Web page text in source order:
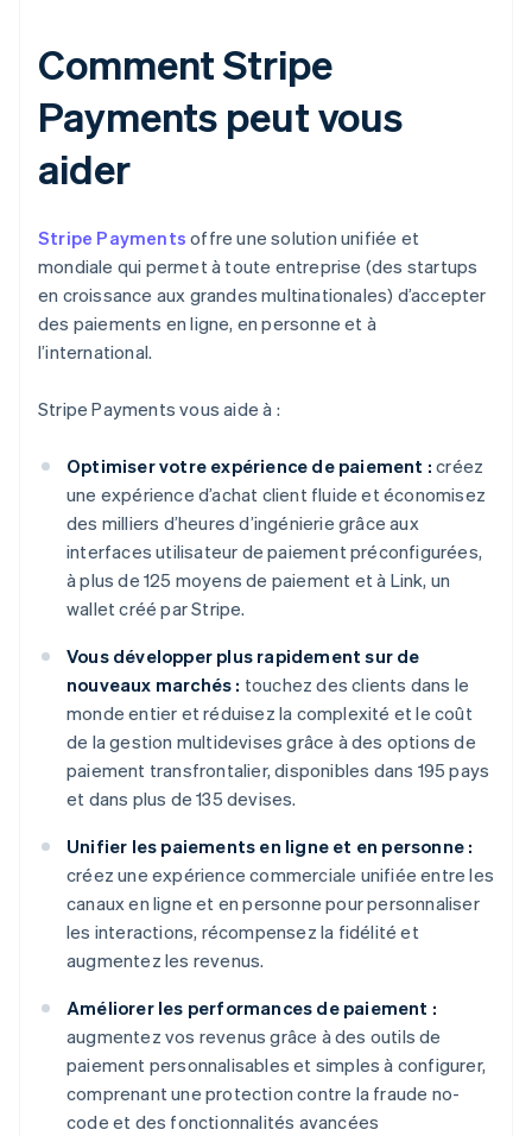
Comment Stripe
Payments peut vous
aider
Stripe Payments offre une solution unifiée et
mondiale qui permet à toute entreprise (des startups
en croissance aux grandes multinationales) d’accepter
des paiements en ligne, en personne et à
l’international.
Stripe Payments vous aide à :
Optimiser votre expérience de paiement : créez
une expérience d’achat client fluide et économisez
des milliers d’heures d’ingénierie grâce aux
interfaces utilisateur de paiement préconfigurées,
à plus de 125 moyens de paiement et à Link, un
wallet créé par Stripe.
Vous développer plus rapidement sur de
nouveaux marchés : touchez des clients dans le
monde entier et réduisez la complexité et le coût
de la gestion multidevises grâce à des options de
paiement transfrontalier, disponibles dans 195 pays
et dans plus de 135 devises.
Unifier les paiements en ligne et en personne :
créez une expérience commerciale unifiée entre les
canaux en ligne et en personne pour personnaliser
les interactions, récompensez la fidélité et
augmentez les revenus.
Améliorer les performances de paiement :
augmentez vos revenus grâce à des outils de
paiement personnalisables et simples à configurer,
comprenant une protection contre la fraude no-
code et des fonctionnalités avancées